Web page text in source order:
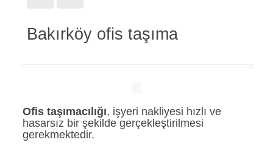
Bakırköy ofis taşıma
Ofis taşımacılığı, işyeri nakliyesi hızlı ve
hasarsız bir şekilde gerçekleştirilmesi
gerekmektedir.